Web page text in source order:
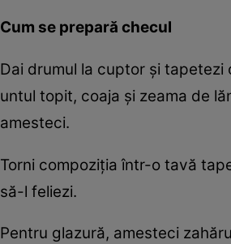
Cum se prepară checul
Dai drumul la cuptor şi
untul topit, coaja şi zeama de
amesteci.
Torni compoziţia într-o tavă
să-l feliezi.
Pentru glazură, amesteci